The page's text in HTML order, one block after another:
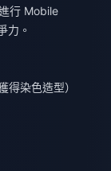
行 Mobile
力。
染色造型）